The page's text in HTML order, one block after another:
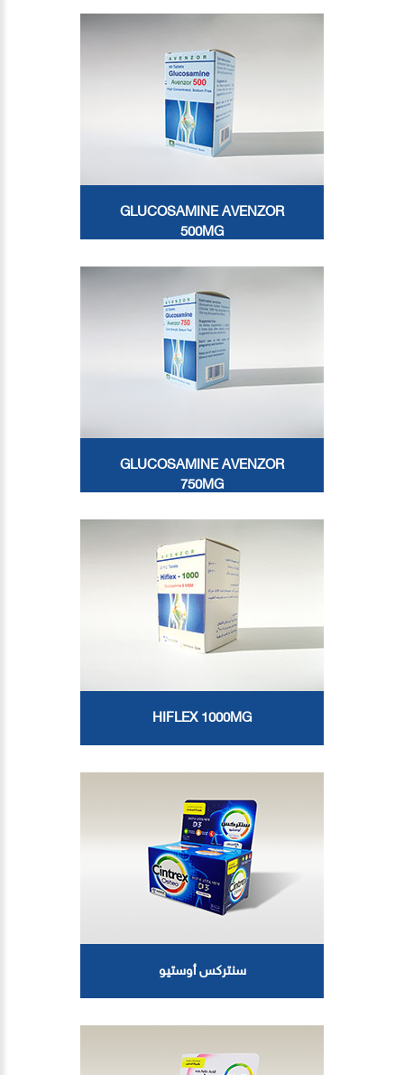
GLUCOSAMINE AVENZOR
500MG
GLUCOSAMINE AVENZOR
750MG
HIFLEX 1000MG
سنتركس أوستيو